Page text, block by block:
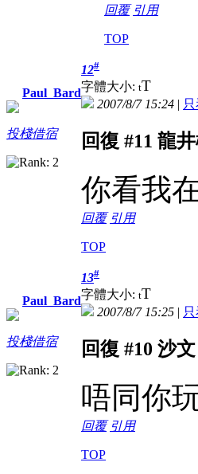
回覆 引用
TOP
Paul_Bard
投棧借宿
12#
字體大小: tT
2007/8/7 15:24 |
回復 #11 龍
你看我
回覆 引用
TOP
Paul_Bard
投棧借宿
13#
字體大小: tT
2007/8/7 15:25 |
回復 #10 沙
唔同你
回覆 引用
TOP